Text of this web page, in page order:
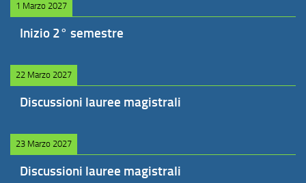
1 Marzo 2027
Inizio 2° semestre
22 Marzo 2027
Discussioni lauree magistrali
23 Marzo 2027
Discussioni lauree magistrali